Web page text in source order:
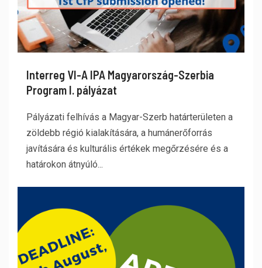
Interreg VI-A IPA Magyarország-Szerbia
Program I. pályázat
Pályázati felhívás a Magyar-Szerb határterületen a
zöldebb régió kialakítására, a humánerőforrás
javítására és kulturális értékek megőrzésére és a
határokon átnyúló...